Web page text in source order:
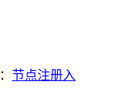
节点注册入